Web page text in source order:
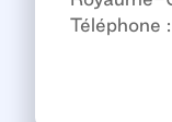
Téléphone